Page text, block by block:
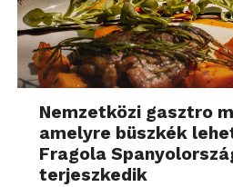
Nemzetközi gasztro
amelyre büszkék
Fragola
terjeszkedik